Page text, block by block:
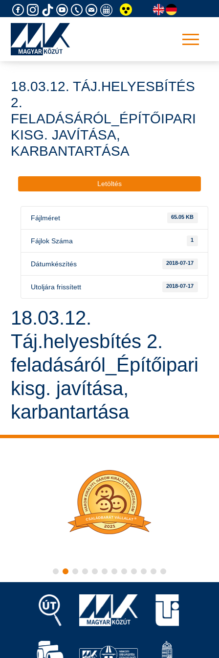
to
18.03.12. TÁJ.HELYESBÍTÉS
2.
FELADÁSÁRÓL_ÉPÍTŐIPARI
KISG. JAVÍTÁSA,
KARBANTARTÁSA
Letöltés
Fájlméret 65.05 KB
Fájlok Száma 1
Dátumkészítés 2018-07-17
Utoljára frissített 2018-07-17
18.03.12.
Táj.helyesbítés 2.
feladásáról_Építőipari
kisg. javítása,
karbantartása